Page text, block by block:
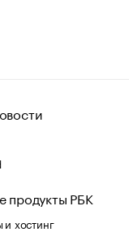
продукты РБК
хостинг